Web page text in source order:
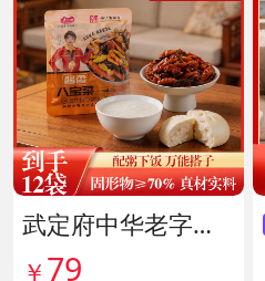
武定府中华老字号酱香八宝菜超值组 货号142007
￥ 79